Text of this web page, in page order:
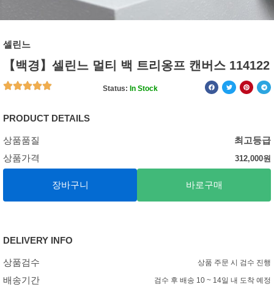
셀린느
【백경】셀린느 멀티 백 트리옹프 캔버스 114122
Status: In Stock
PRODUCT DETAILS
상품품질
최고등급
상품가격
312,000원
장바구니 바로구매
DELIVERY INFO
상품검수 상품 주문 시 검수 진행
배송기간 검수 후 배송 10 ~ 14일 내 도착 예정